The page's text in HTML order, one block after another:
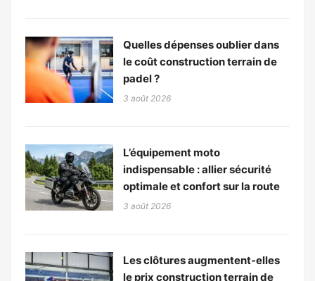
Quelles dépenses oublier dans
le coût construction terrain de
padel ?
3 août 2026
L’équipement moto
indispensable : allier sécurité
optimale et confort sur la route
3 août 2026
Les clôtures augmentent-elles
le prix construction terrain de